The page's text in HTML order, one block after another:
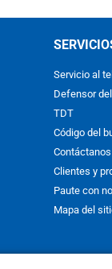
Servicio al
Defensor
TDT
Código del
Contáctanos
Clientes y
Paute con
Mapa del